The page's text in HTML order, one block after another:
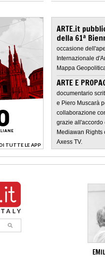
TUTTE LE APP
ARTE.it
della 61ª
occasione
Internazionale
Mappa
ARTE E
documentario
e Piero Muscarà
collaborazione
grazie all'accordo
Mediawan Rights
Axess TV.